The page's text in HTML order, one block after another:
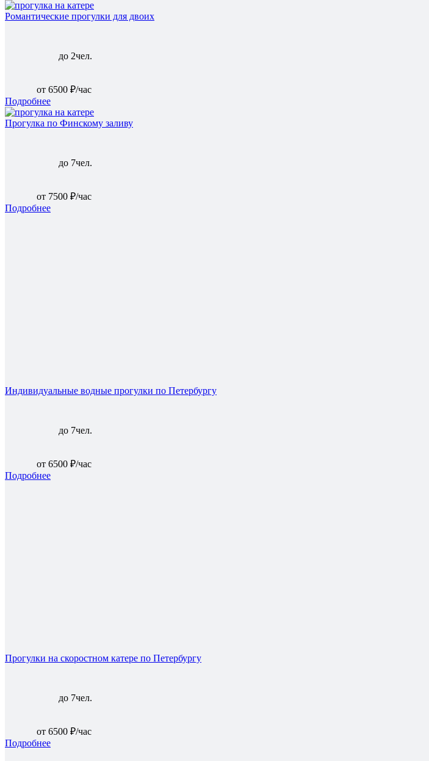
Романтические прогулки для двоих
до 2чел.
от 6500 ₽/час
Подробнее
Прогулка по Финскому заливу
до 7чел.
от 7500 ₽/час
Подробнее
Индивидуальные водные прогулки по Петербургу
до 7чел.
от 6500 ₽/час
Подробнее
Прогулки на скоростном катере по Петербургу
до 7чел.
от 6500 ₽/час
Подробнее